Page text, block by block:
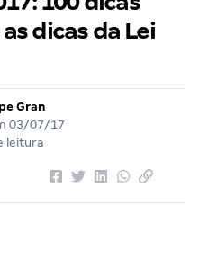
dicas da Lei
Gran
03/07/17
leitura